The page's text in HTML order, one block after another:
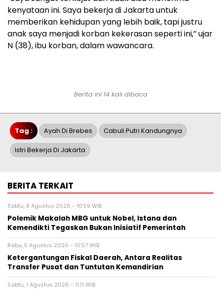
kenyataan ini. Saya bekerja di Jakarta untuk
memberikan kehidupan yang lebih baik, tapi justru
anak saya menjadi korban kekerasan seperti ini,” ujar
N (38), ibu korban, dalam wawancara.
Berita ini 14 kali dibaca
Tag : Ayah Di Brebes Cabuli Putri Kandungnya
Istri Bekerja Di Jakarta
BERITA TERKAIT
Sabtu, 8 Agustus 2026 - 10:59 WIB
Polemik Makalah MBG untuk Nobel, Istana dan
Kemendikti Tegaskan Bukan Inisiatif Pemerintah
Rabu, 5 Agustus 2026 - 10:57 WIB
Ketergantungan Fiskal Daerah, Antara Realitas
Transfer Pusat dan Tuntutan Kemandirian
Sabtu, 1 Agustus 2026 - 11:11 WIB